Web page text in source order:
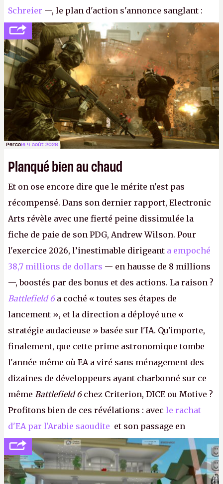
Schreier —, le plan d'action s'annonce sanglant :
réductions de coûts drastiques, fermetures de
studios et licenciements massifs. En gros, essorer
FCetBattlefield, puis virer le reste. P.
Percole 4 août 2026
Planqué bien au chaud
Et on ose encore dire que le mérite n'est pas
récompensé. Dans son dernier rapport, Electronic
Arts révèle avec une fierté peine dissimulée la
fiche de paie de son PDG, Andrew Wilson. Pour
l'exercice 2026, l’inestimable dirigeant a empoché
38,7 millions de dollars — en hausse de 8 millions
—, boostés par des bonus et des actions. La raison ?
Battlefield 6 a coché « toutes ses étapes de
lancement », et la direction a déployé une «
stratégie audacieuse » basée sur l'IA. Qu'importe,
finalement, que cette prime astronomique tombe
l'année même où EA a viré sans ménagement des
dizaines de développeurs ayant charbonné sur ce
même Battlefield 6chez Criterion, DICE ou Motive ?
Profitons bien de ces révélations : avec le rachat
d'EA par l'Arabie saoudite et son passage en
société privée, l'éditeur n'aura bientôt plus
l'obligation de publier ses bilans. Encore une
victoire pour la transparence.P.